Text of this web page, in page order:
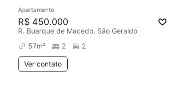
Apartamento
R$ 450.000
R. Buarque de Macedo, São Geraldo
57m² 2 2
Ver contato